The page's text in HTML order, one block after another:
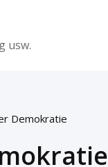
usw.
Demokratie